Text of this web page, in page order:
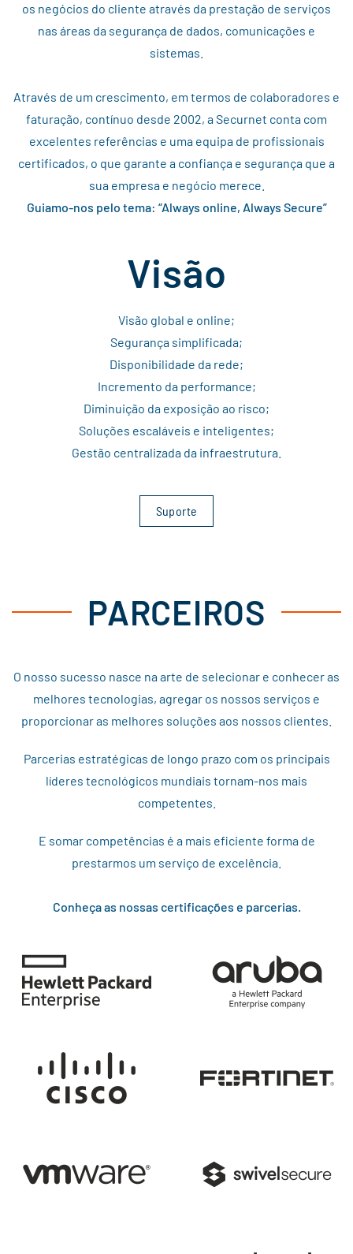
os negócios do cliente através da prestação de serviços
nas áreas da segurança de dados, comunicações e
sistemas.
Através de um crescimento, em termos de colaboradores e
faturação, contínuo desde 2002, a Securnet conta com
excelentes referências e uma equipa de profissionais
certificados, o que garante a confiança e segurança que a
sua empresa e negócio merece.
Guiamo-nos pelo tema: “Always online, Always Secure”
Visão
Visão global e online;
Segurança simplificada;
Disponibilidade da rede;
Incremento da performance;
Diminuição da exposição ao risco;
Soluções escaláveis e inteligentes;
Gestão centralizada da infraestrutura.
Suporte
PARCEIROS
O nosso sucesso nasce na arte de selecionar e conhecer as
melhores tecnologias, agregar os nossos serviços e
proporcionar as melhores soluções aos nossos clientes.
Parcerias estratégicas de longo prazo com os principais
líderes tecnológicos mundiais tornam-nos mais
competentes.
E somar competências é a mais eficiente forma de
prestarmos um serviço de excelência.
Conheça as nossas certificações e parcerias.